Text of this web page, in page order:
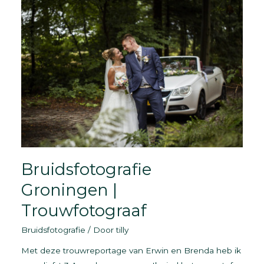
Drenthe
Bruidsfotografie
Groningen |
Trouwfotograaf
Bruidsfotografie / Doortilly
Met deze trouwreportage van Erwin en Brenda heb ik